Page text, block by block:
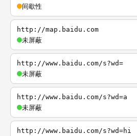
间歇性
http://map.baidu.com
未屏蔽
http://www.baidu.com/s?wd=
未屏蔽
http://www.baidu.com/s?wd=a
未屏蔽
http://www.baidu.com/s?wd=hi